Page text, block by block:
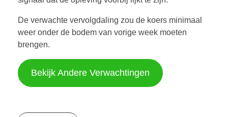
De verwachte vervolgdaling zou de koers minimaal
weer onder de bodem van vorige week moeten
brengen.
Bekijk Andere Verwachtingen